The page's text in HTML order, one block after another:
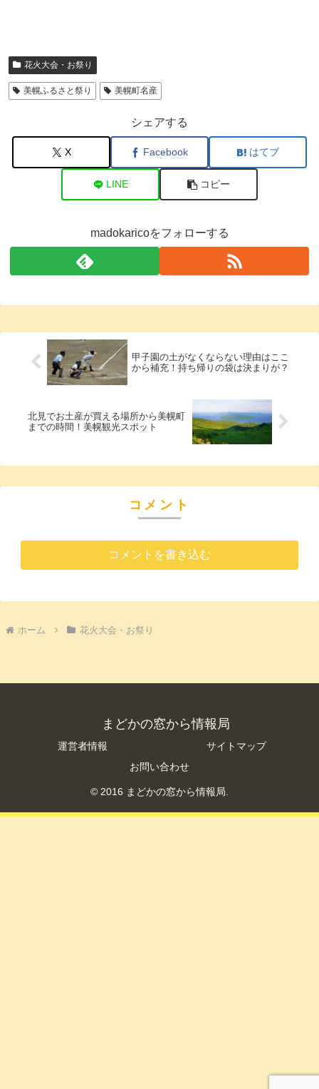
花火大会・お祭り
美幌ふるさと祭り 美幌町名産
シェアする
X Facebook はてブ
LINE コピー
madokaricoをフォローする
甲子園の土がなくならない理由はここ
から補充！持ち帰りの袋は決まりが？
北見でお土産が買える場所から美幌町
までの時間！美幌観光スポット
コメント
コメントを書き込む
ホーム 花火大会・お祭り
まどかの窓から情報局
運営者情報
サイトマップ
お問い合わせ
© 2016 まどかの窓から情報局.